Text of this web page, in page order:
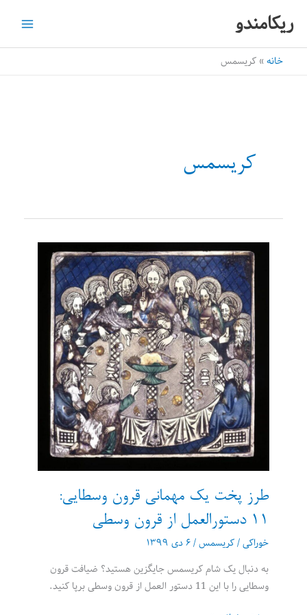
ریکامندو
خانه کریسمس
کریسمس
طرز پخت یک مهمانی قرون وسطایی:
11 دستورالعمل از قرون وسطی
خوراکی/کریسمس/۶ دی ۱۳۹۹
به دنبال یک شام کریسمس جایگزین هستید؟ ضیافت قرون
وسطایی را با این 11 دستور العمل از قرون وسطی برپا کنید.